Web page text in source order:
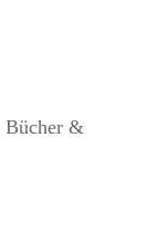
Bücher &